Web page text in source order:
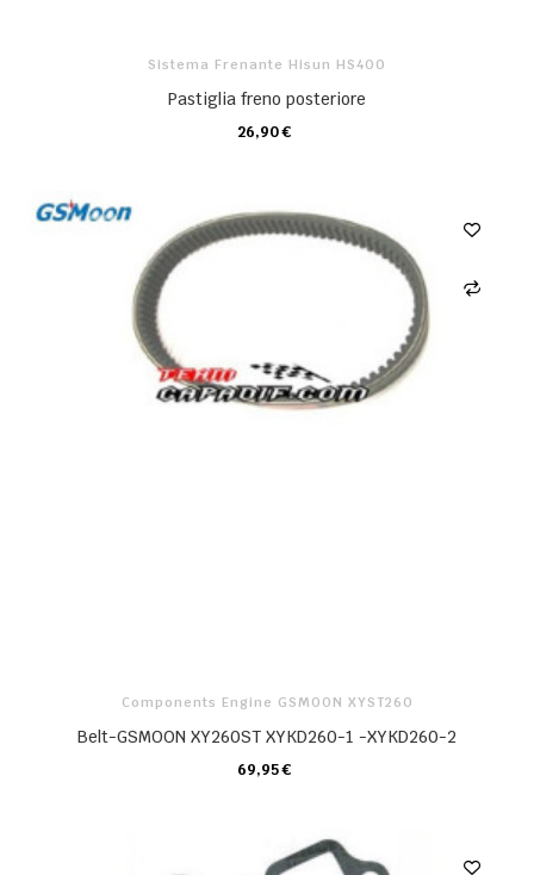
Sistema Frenante Hisun HS400
Pastiglia freno posteriore
26,90 €
CARRELLO
Components Engine GSMOON XYST260
Belt-GSMOON XY260ST XYKD260-1 -XYKD260-2
69,95 €
CARRELLO